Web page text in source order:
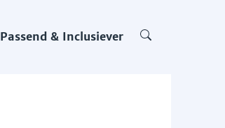
Passend & Inclusiever